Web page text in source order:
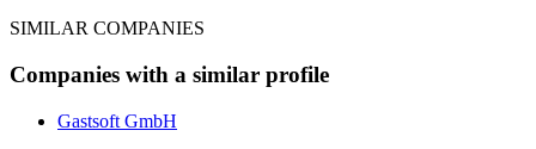
SIMILAR COMPANIES
Companies with a similar profile
Gastsoft GmbH